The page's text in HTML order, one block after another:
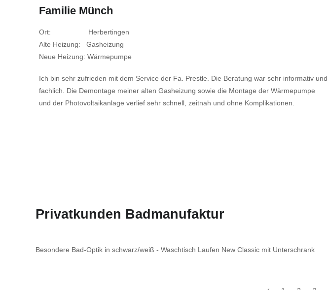
Familie Münch
Ort: Herbertingen
Alte Heizung: Gasheizung
Neue Heizung: Wärmepumpe
Ich bin sehr zufrieden mit dem Service der Fa. Prestle. Die Beratung war sehr informativ und
fachlich. Die Demontage meiner alten Gasheizung sowie die Montage der Wärmepumpe
und der Photovoltaikanlage verlief sehr schnell, zeitnah und ohne Komplikationen.
Privatkunden Badmanufaktur
Besondere Bad-Optik in schwarz/weiß - Waschtisch Laufen New Classic mit Unterschrank